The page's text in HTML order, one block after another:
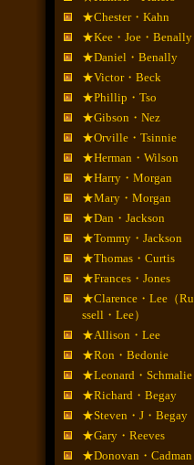
★Chester・Kahn
★Kee・Joe・Benally
★Daniel・Benally
★Victor・Beck
★Phillip・Tso
★Gibson・Nez
★Orville・Tsinnie
★Herman・Wilson
★Harry・Morgan
★Mary・Morgan
★Dan・Jackson
★Tommy・Jackson
★Thomas・Curtis
★Frances・Jones
★Clarence・Lee（Ru
ssell・Lee）
★Allison・Lee
★Ron・Bedonie
★Leonard・Schmalie
★Richard・Begay
★Steven・J・Begay
★Gary・Reeves
★Donovan・Cadman